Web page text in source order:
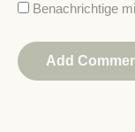
Benachrichtige